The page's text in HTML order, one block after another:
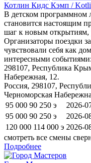
Котлин Кидс Кэмп /
В детском программном
становится настоящим
шаг к новым открытиям,
Организаторы поездки
чувствовали себя как
интересными
298107, Республика
Набережная, 12.
Россия, 298107,
Черноморская
95 000 90 250 э
2026-
95 000 90 250 э
2026-
120 000 114 000 э 2026-
смотреть все смены
Подробнее